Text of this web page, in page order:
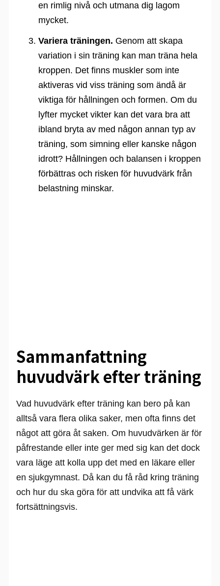
en rimlig nivå och utmana dig lagom
mycket.
Variera träningen. Genom att skapa
variation i sin träning kan man träna hela
kroppen. Det finns muskler som inte
aktiveras vid viss träning som ändå är
viktiga för hållningen och formen. Om du
lyfter mycket vikter kan det vara bra att
ibland bryta av med någon annan typ av
träning, som simning eller kanske någon
idrott? Hållningen och balansen i kroppen
förbättras och risken för huvudvärk från
belastning minskar.
Sammanfattning
huvudvärk efter träning
Vad huvudvärk efter träning kan bero på kan
alltså vara flera olika saker, men ofta finns det
något att göra åt saken. Om huvudvärken är för
påfrestande eller inte ger med sig kan det dock
vara läge att kolla upp det med en läkare eller
en sjukgymnast. Då kan du få råd kring träning
och hur du ska göra för att undvika att få värk
fortsättningsvis.